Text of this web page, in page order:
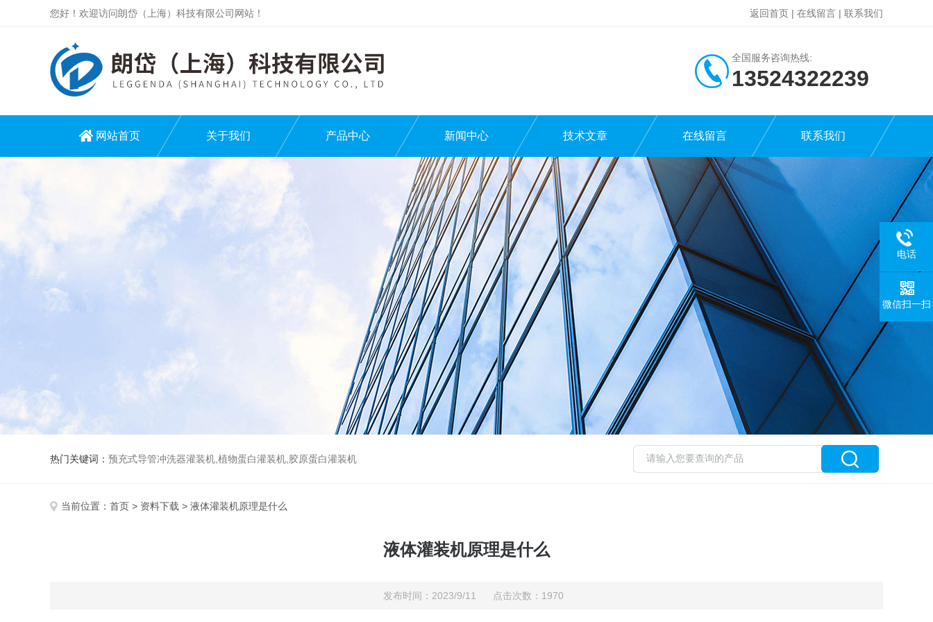
您好！欢迎访问朗岱（上海）科技有限公司网站！ 返回首页 | 在线留言 | 联系我们
全国服务咨询热线:
13524322239
网站首页 关于我们 产品中心 新闻中心 技术文章 在线留言 联系我们
热门关键词： 预充式导管冲洗器灌装机,植物蛋白灌装机,胶原蛋白灌装机
当前位置： 首页 > 资料下载 > 液体灌装机原理是什么
液体灌装机原理是什么
发布时间：2023/9/11 点击次数：1970
电话
微信扫一扫